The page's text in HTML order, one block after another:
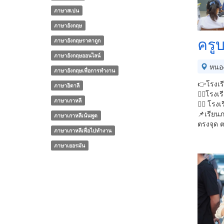
ครู
หน
👉โรงเ
👉🏻โร
👉🏻 โร
📌เรีย
ตรงจุด
ภาษาสเปน
ภาษาอังกฤษ
ภาษาอังกฤษราคาถูก
ภาษาอังกฤษออนไลน์
ภาษาอังกฤษเพื่อการทำงาน
ภาษาอิตาลี
ภาษาเกาหลี
ภาษาเกาหลีเน้นพูด
ภาษาเกาหลีเพื่อไปทำงาน
ภาษาเยอรมัน